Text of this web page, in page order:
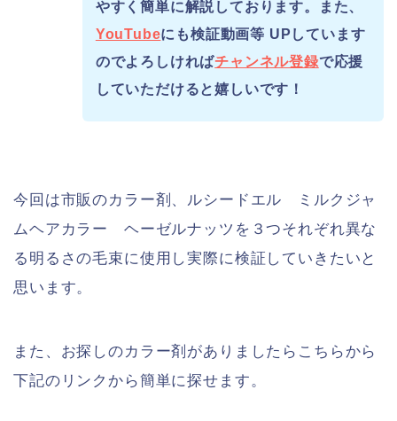
やすく簡単に解説しております。また、
YouTubeにも検証動画等 UPしています
のでよろしければチャンネル登録で応援
していただけると嬉しいです！
今回は市販のカラー剤、ルシードエル ミルクジャ
ムヘアカラー ヘーゼルナッツを３つそれぞれ異な
る明るさの毛束に使用し実際に検証していきたいと
思います。
また、お探しのカラー剤がありましたらこちらから
下記のリンクから簡単に探せます。